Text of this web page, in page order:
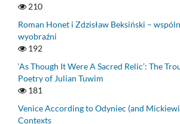
210
Roman Honet i Zdzisław Beksiński –
wyobraźni
192
‘As Though It Were A Sacred Relic’: The
Poetry of Julian Tuwim
181
Venice According to Odyniec (and
Contexts